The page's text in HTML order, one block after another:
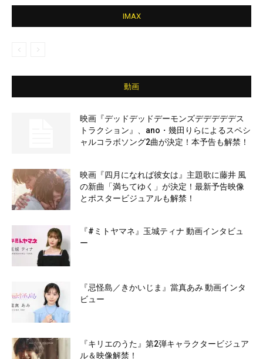
IMAX
動画
映画『デッドデッドデーモンズデデデデデス
トラクション』、ano・幾田りらによるスペシ
ャルコラボソング2曲が決定！本予告も解禁！
映画『四月になれば彼女は』主題歌に藤井 風
の新曲「満ちてゆく」が決定！最新予告映像
とポスタービジュアルも解禁！
『#ミトヤマネ』玉城ティナ 動画インタビュ
ー
『忌怪島／きかいじま』當真あみ 動画インタ
ビュー
『キリエのうた』第2弾キャラクタービジュア
ル＆映像解禁！